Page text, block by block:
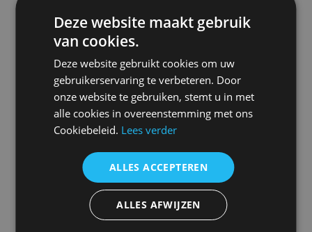
aansluiting
400V / 16A – 5-polig
Ventilatorstanden
Traploos regelbaar
Geluidsniveau
82 dB(A) @ 3 m
Aansluiting
luchtslang ø
600 mm, aanzuig /
uitblaas
Afmeting L x B x H
1.330 x 1.190 x 1.520
mm
55
Deze website maakt gebruik
van cookies.
Deze website gebruikt cookies om uw
gebruikerservaring te verbeteren. Door
onze website te gebruiken, stemt u in met
alle cookies in overeenstemming met ons
Cookiebeleid. Lees verder
ALLES ACCEPTEREN
ALLES AFWIJZEN